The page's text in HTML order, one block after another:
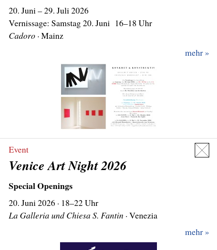
20. Juni – 29. Juli 2026
Vernissage: Samstag 20. Juni 16–18 Uhr
Cadoro
· Mainz
mehr
Event
Venice Art Night 2026
Special Openings
20.
Juni 2026 · 18–22 Uhr
La Galleria und Chiesa S. Fantin
· Venezia
mehr